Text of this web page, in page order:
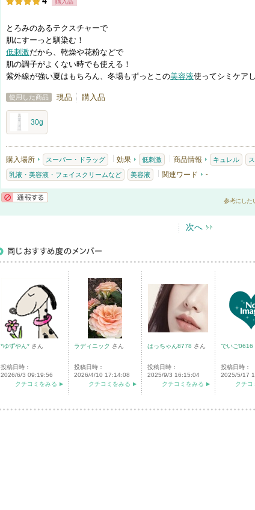
購入品
とろみのあるテクスチャーで
肌にすーっと馴染む！
低刺激だから、乾燥や花粉などで
肌の調子がよくない時でも使える！
紫外線が強い夏はもちろん、冬場もずっとこの美容液使ってシミケア
使用した商品 現品 購入品
30g
購入場所 スーパー・ドラッグ 効果 低刺激 商品情報 キュレル
乳液・美容液・フェイスクリームなど 美容液 関連ワード -
参考にした
次へ
*ゆずやん* さん
投稿日時：
2026/6/3 09:19:56
クチコミをみる
ラディニック さん
投稿日時：
2026/4/10 17:14:08
クチコミをみる
はっちゃん8778 さん
投稿日時：
2025/9/3 16:15:04
クチコミをみる
でいご0616
投稿日時：
2025/5/17
クチコ